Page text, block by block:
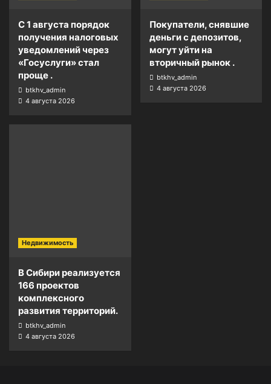
С 1 августа порядок
получения налоговых
уведомлений через
«Госуслуги» стал
проще .
btkhv_admin
4 августа 2026
Покупатели, снявшие
деньги с депозитов,
могут уйти на
вторичный рынок .
btkhv_admin
4 августа 2026
Недвижимость
В Сибири реализуется
166 проектов
комплексного
развития территорий.
btkhv_admin
4 августа 2026